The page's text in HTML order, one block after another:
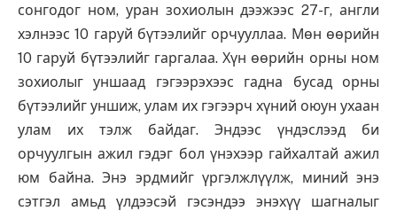
сонгодог ном, уран зохиолын дээжээс 27-г, англи
хэлнээс 10 гаруй бүтээлийг орчууллаа. Мөн өөрийн
10 гаруй бүтээлийг гаргалаа. Хүн өөрийн орны ном
зохиолыг уншаад гэгээрэхээс гадна бусад орны
бүтээлийг уншиж, улам их гэгээрч хүний оюун ухаан
улам их тэлж байдаг. Эндээс үндэслээд би
орчуулгын ажил гэдэг бол үнэхээр гайхалтай ажил
юм байна. Энэ эрдмийг үргэлжлүүлж, миний энэ
сэтгэл амьд үлдээсэй гэсэндээ энэхүү шагналыг